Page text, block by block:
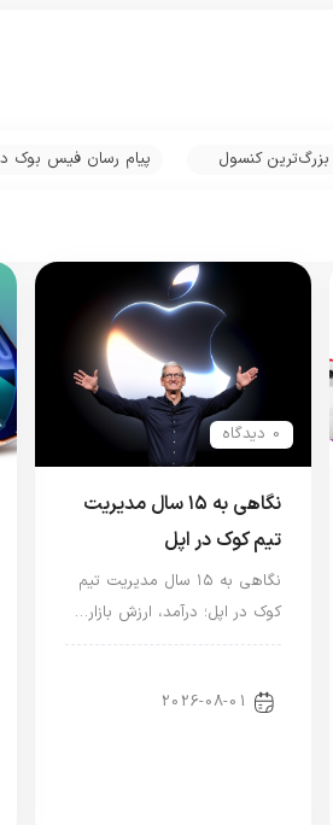
پلی استیشن 5 بزرگ‌ترین کنسول
پیام رسان فیس بوک
0 دیدگاه
نگاهی به ۱۵ سال مدیریت
تیم کوک در اپل
نگاهی به ۱۵ سال مدیریت تیم
کوک در اپل؛ درآمد، ارزش بازار…
2026-08-01